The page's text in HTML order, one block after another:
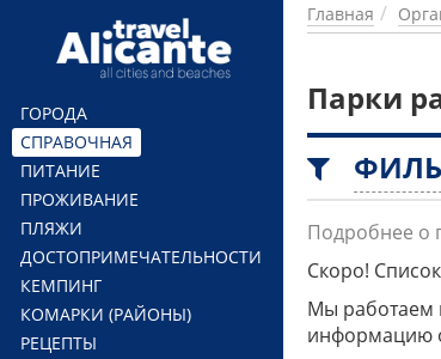
Перейти к основному содержанию
ГОРОДА
СПРАВОЧНАЯ
ПИТАНИЕ
ПРОЖИВАНИЕ
ПЛЯЖИ
ДОСТОПРИМЕЧАТЕЛЬНОСТИ
КЕМПИНГ
КОМАРКИ (РАЙОНЫ)
РЕЦЕПТЫ
Главная
Парки
Подробнее о
Скоро!
Мы работаем
информацию